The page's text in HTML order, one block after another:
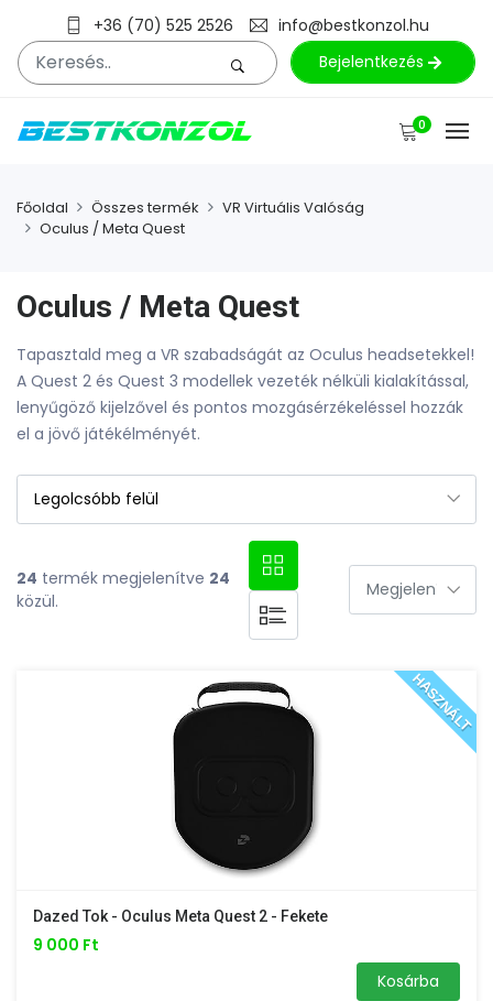
+36 (70) 525 2526
info@bestkonzol.hu
Bejelentkezés
0
Főoldal Összes termék
VR Virtuális Valóság
Oculus / Meta Quest
Oculus / Meta Quest
Tapasztald meg a VR szabadságát az Oculus headsetekkel!
A Quest 2 és Quest 3 modellek vezeték nélküli kialakítással,
lenyűgöző kijelzővel és pontos mozgásérzékeléssel hozzák
el a jövő játékélményét.
24 termék megjelenítve 24
közül.
HASZNÁLT
Dazed Tok - Oculus Meta Quest 2 - Fekete
9 000 Ft
Kosárba